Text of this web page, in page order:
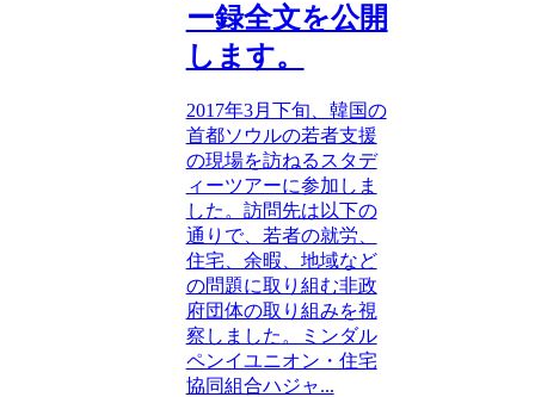
ー録全文を公開
します。
2017年3月下旬、韓国の
首都ソウルの若者支援
の現場を訪ねるスタデ
ィーツアーに参加しま
した。訪問先は以下の
通りで、若者の就労、
住宅、余暇、地域など
の問題に取り組む非政
府団体の取り組みを視
察しました。ミンダル
ペンイユニオン・住宅
協同組合ハジャ...